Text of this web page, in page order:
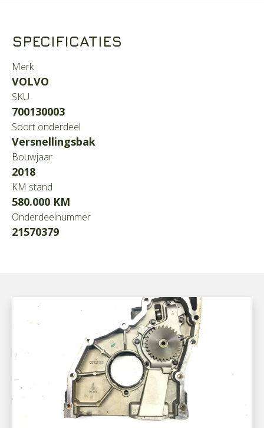
SPECIFICATIES
Merk
VOLVO
SKU
700130003
Soort onderdeel
Versnellingsbak
Bouwjaar
2018
KM stand
580.000 KM
Onderdeelnummer
21570379
700521031